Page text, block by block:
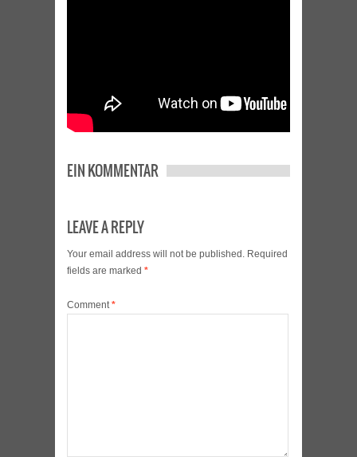
EIN KOMMENTAR
LEAVE A REPLY
Your email address will not be published. Required
fields are marked *
Comment*